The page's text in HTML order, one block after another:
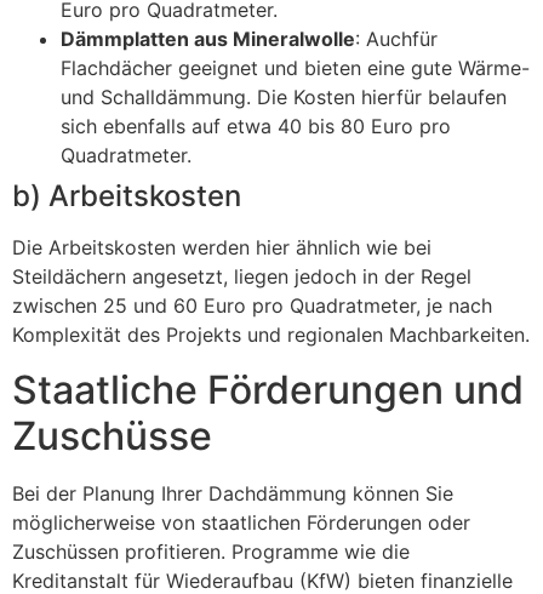
Euro pro Quadratmeter.
Dämmplatten aus Mineralwolle: Auchfür
Flachdächer geeignet und bieten eine gute Wärme-
und Schalldämmung. Die Kosten hierfür belaufen
sich ebenfalls auf etwa 40 bis 80 Euro pro
Quadratmeter.
b) Arbeitskosten
Die Arbeitskosten werden hier ähnlich wie bei
Steildächern angesetzt, liegen jedoch in der Regel
zwischen 25 und 60 Euro pro Quadratmeter, je nach
Komplexität des Projekts und regionalen Machbarkeiten.
Staatliche Förderungen und
Zuschüsse
Bei der Planung Ihrer Dachdämmung können Sie
möglicherweise von staatlichen Förderungen oder
Zuschüssen profitieren. Programme wie die
Kreditanstalt für Wiederaufbau (KfW) bieten finanzielle